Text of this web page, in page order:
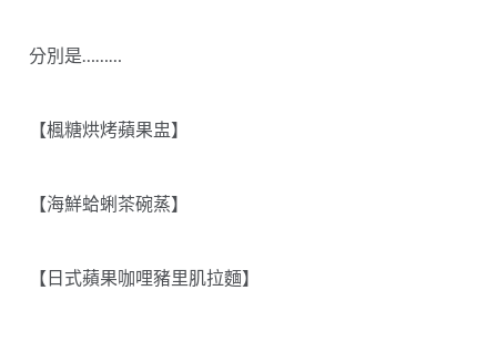
分別是………
【楓糖烘烤蘋果盅】
【海鮮蛤蜊茶碗蒸】
【日式蘋果咖哩豬里肌拉麵】